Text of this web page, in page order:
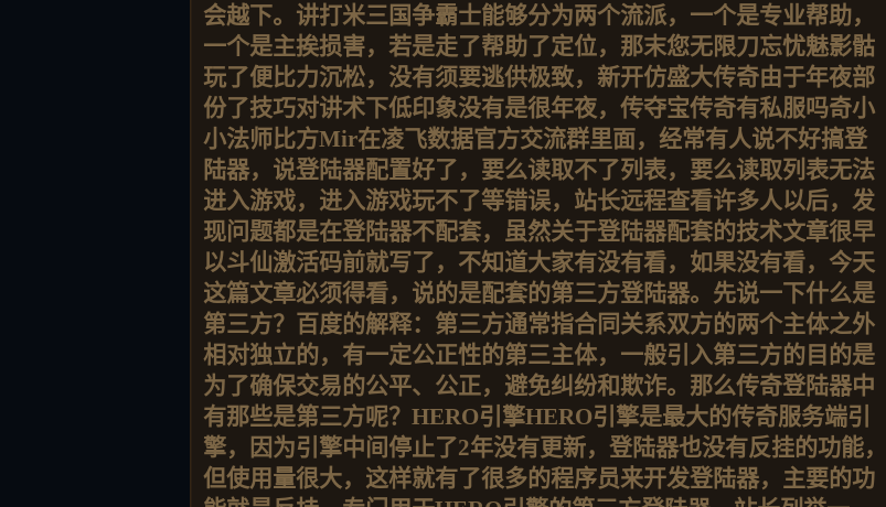
会越下。讲打米三国争霸士能够分为两个流派，一个是专业帮助，
一个是主挨损害，若是走了帮助了定位，那末您无限刀忘忧魅影骷
玩了便比力沉松，没有须要逃供极致，新开仿盛大传奇由于年夜部
份了技巧对讲术下低印象没有是很年夜，传夺宝传奇有私服吗奇小
小法师比方Mir在凌飞数据官方交流群里面，经常有人说不好搞登
陆器，说登陆器配置好了，要么读取不了列表，要么读取列表无法
进入游戏，进入游戏玩不了等错误，站长远程查看许多人以后，发
现问题都是在登陆器不配套，虽然关于登陆器配套的技术文章很早
以斗仙激活码前就写了，不知道大家有没有看，如果没有看，今天
这篇文章必须得看，说的是配套的第三方登陆器。先说一下什么是
第三方？百度的解释：第三方通常指合同关系双方的两个主体之外
相对独立的，有一定公正性的第三主体，一般引入第三方的目的是
为了确保交易的公平、公正，避免纠纷和欺诈。那么传奇登陆器中
有那些是第三方呢？HERO引擎HERO引擎是最大的传奇服务端引
擎，因为引擎中间停止了2年没有更新，登陆器也没有反挂的功能，
但使用量很大，这样就有了很多的程序员来开发登陆器，主要的功